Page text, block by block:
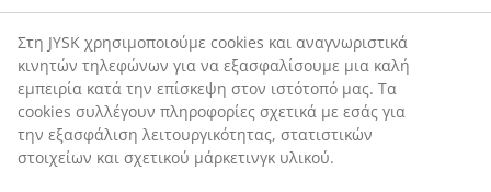
Στη JYSK χρησιμοποιούμε cookies και αναγνωριστικά
κινητών τηλεφώνων για να εξασφαλίσουμε μια καλή
εμπειρία κατά την επίσκεψη στον ιστότοπό μας. Τα
cookies συλλέγουν πληροφορίες σχετικά με εσάς για
την εξασφάλιση λειτουργικότητας, στατιστικών
στοιχείων και σχετικού μάρκετινγκ υλικού.